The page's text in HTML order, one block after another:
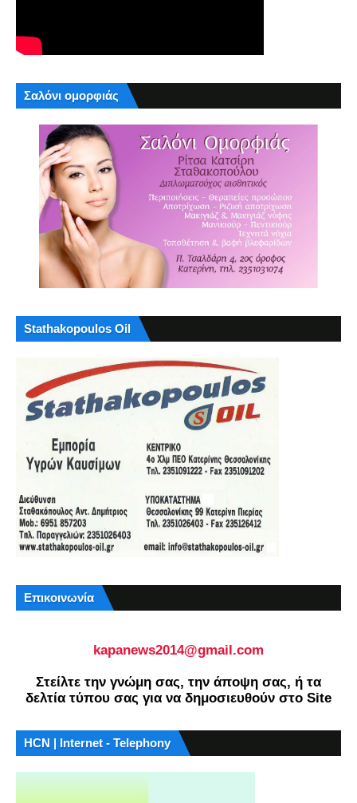
Σαλόνι ομορφιάς
Stathakopoulos Oil
Επικοινωνία
kapanews2014@gmail.com
Στείλτε την γνώμη σας, την άποψη σας, ή τα
δελτία τύπου σας για να δημοσιευθούν στο Site
HCN | Internet - Telephony